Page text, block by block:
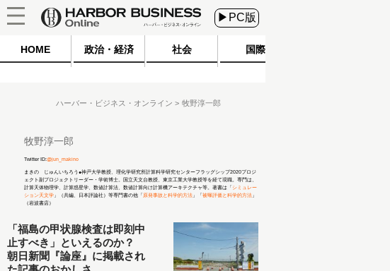
▶PC版
HOME 政治・経済 社会 国際
ハーバー・ビジネス・オンライン 牧野淳一郎
牧野淳一郎
Twitter ID:@jun_makino
まきの じゅんいちろう●神戸大学教授、理化学研究所計算科学研究センターフラッグシップ2020プロジ
ェクト副プロジェクトリーダー・学術博士。国立天文台教授、東京工業大学教授等を経て現職。専門は、
計算天体物理学、計算惑星学、数値計算法、数値計算向け計算機アーキテクチャ等。著書は「 シミュレー
ション天文学 」（共編、日本評論社）等専門書の他「 原発事故と科学的方法 」「被曝評価と科学的方法 」
（岩波書店）
「福島の甲状腺検査は即刻中
止すべき」といえるのか？
朝日新聞『論座』に掲載され